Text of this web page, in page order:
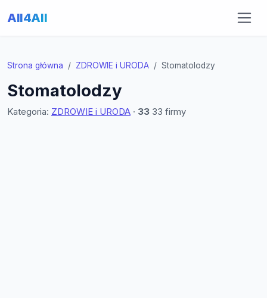
All4All
Strona główna ZDROWIE i URODA Stomatolodzy
Stomatolodzy
Kategoria: ZDROWIE i URODA · 33 33 firmy